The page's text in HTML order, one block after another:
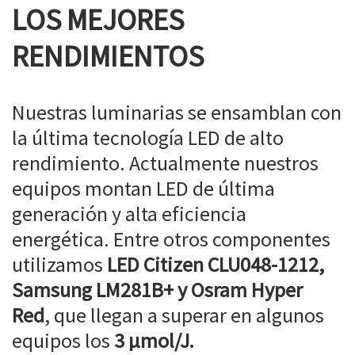
LOS MEJORES
RENDIMIENTOS
Nuestras luminarias se ensamblan con
la última tecnología LED de alto
rendimiento. Actualmente nuestros
equipos montan LED de última
generación y alta eficiencia
energética. Entre otros componentes
utilizamos LED Citizen CLU048-1212,
Samsung LM281B+ y Osram Hyper
Red, que llegan a superar en algunos
equipos los 3 µmol/J.